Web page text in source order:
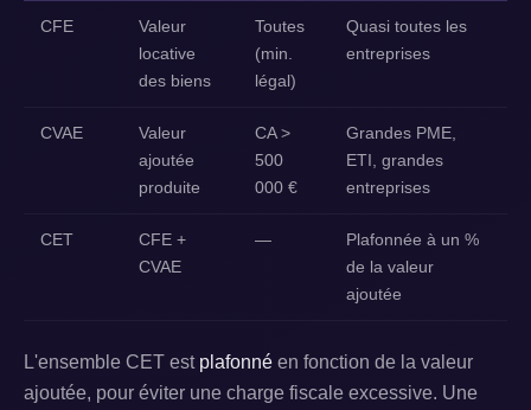
CFE
Valeur
locative
des biens
Toutes
(min.
légal)
Quasi toutes les
entreprises
CVAE
Valeur
ajoutée
produite
CA >
500
000 €
Grandes PME,
ETI, grandes
entreprises
CET
CFE +
CVAE
—
Plafonnée à un %
de la valeur
ajoutée
L'ensemble CET est plafonné en fonction de la valeur
ajoutée, pour éviter une charge fiscale excessive. Une